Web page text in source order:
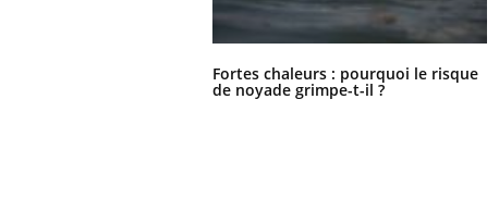
Fortes chaleurs : pourquoi le risque
de noyade grimpe-t-il ?